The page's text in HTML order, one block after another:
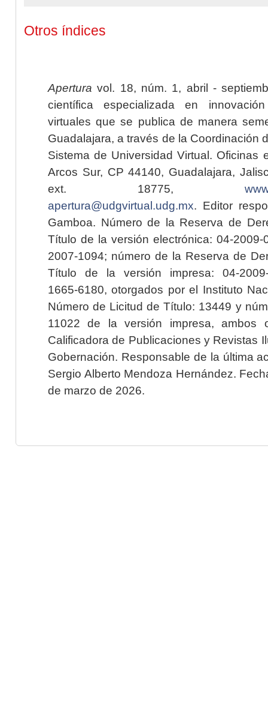
Otros índices
Apertura vol. 18, núm. 1, abril -
científica especializada en
virtuales que se publica de manera
Guadalajara, a través de la Coordinación
Sistema de Universidad Virtual. Oficinas
Arcos Sur, CP 44140, Guadalajara,
ext. 18775,
apertura@udgvirtual.udg.mx. Editor
Gamboa. Número de la Reserva de
Título de la versión electrónica: 04-2009-
2007-1094; número de la Reserva de
Título de la versión impresa: 04-2009-
1665-6180, otorgados por el Instituto
Número de Licitud de Título: 13449 y
11022 de la versión impresa, ambos
Calificadora de Publicaciones y Revistas
Gobernación. Responsable de la última
Sergio Alberto Mendoza Hernández.
de marzo de 2026.